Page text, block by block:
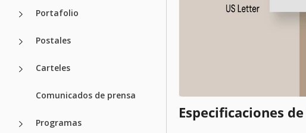
Portafolio
Postales
Carteles
Comunicados de prensa
Programas
Especificaciones